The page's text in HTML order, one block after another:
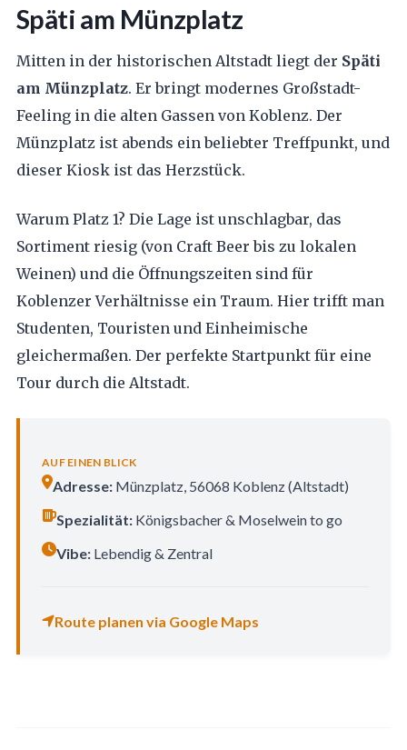
Späti am Münzplatz
Mitten in der historischen Altstadt liegt der Späti
am Münzplatz. Er bringt modernes Großstadt-
Feeling in die alten Gassen von Koblenz. Der
Münzplatz ist abends ein beliebter Treffpunkt, und
dieser Kiosk ist das Herzstück.
Warum Platz 1? Die Lage ist unschlagbar, das
Sortiment riesig (von Craft Beer bis zu lokalen
Weinen) und die Öffnungszeiten sind für
Koblenzer Verhältnisse ein Traum. Hier trifft man
Studenten, Touristen und Einheimische
gleichermaßen. Der perfekte Startpunkt für eine
Tour durch die Altstadt.
AUF EINEN BLICK
Adresse:Münzplatz, 56068 Koblenz (Altstadt)
Spezialität:Königsbacher & Moselwein to go
Vibe:Lebendig & Zentral
Route planen via Google Maps